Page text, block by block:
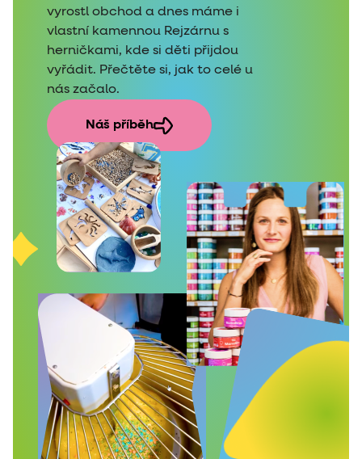
vyrostl obchod a dnes máme i
vlastní kamennou Rejzárnu s
herničkami, kde si děti přijdou
vyřádit. Přečtěte si, jak to celé u
nás začalo.
Náš příběh